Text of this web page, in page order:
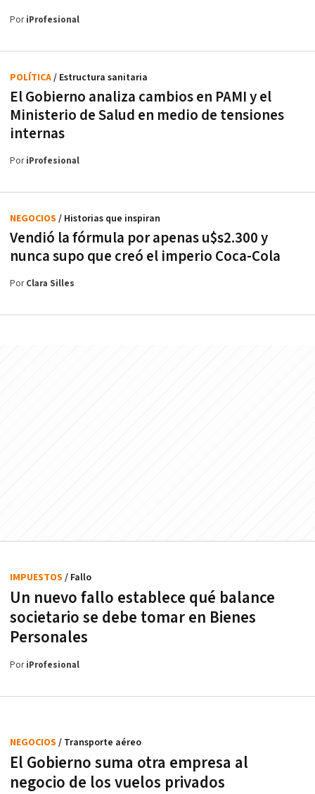
PoriProfesional
El Gobierno analiza cambios en PAMI y el
Ministerio de Salud en medio de tensiones
internas
POLÍTICA/ Estructura sanitaria
PoriProfesional
Vendió la fórmula por apenas u$s2.300 y
nunca supo que creó el imperio Coca-Cola
NEGOCIOS / Historias que inspiran
PorClara Silles
Un nuevo fallo establece qué balance
societario se debe tomar en Bienes
Personales
IMPUESTOS / Fallo
PoriProfesional
El Gobierno suma otra empresa al
negocio de los vuelos privados
NEGOCIOS / Transporte aéreo